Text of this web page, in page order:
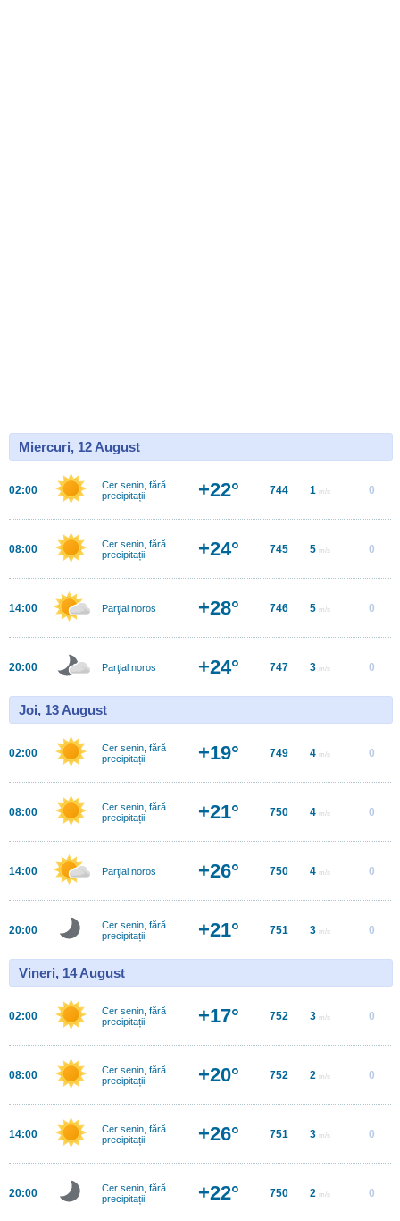
Miercuri, 12 August
02:00
Cer senin, fără
precipitații
+22° 744 1 m/s 0
08:00
Cer senin, fără
precipitații
+24° 745 5 m/s 0
14:00 Parţial noros +28° 746 5 m/s 0
20:00 Parţial noros +24° 747 3 m/s 0
Joi, 13 August
02:00
Cer senin, fără
precipitații
+19° 749 4 m/s 0
08:00
Cer senin, fără
precipitații
+21° 750 4 m/s 0
14:00 Parţial noros +26° 750 4 m/s 0
20:00
Cer senin, fără
precipitații
+21° 751 3 m/s 0
Vineri, 14 August
02:00
Cer senin, fără
precipitații
+17° 752 3 m/s 0
08:00
Cer senin, fără
precipitații
+20° 752 2 m/s 0
14:00
Cer senin, fără
precipitații
+26° 751 3 m/s 0
20:00
Cer senin, fără
precipitații
+22° 750 2 m/s 0